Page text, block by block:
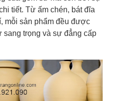
tiết. Từ ấm chén, bát đĩa
mỗi sản phẩm đều được
sang trọng và sự đẳng cấp